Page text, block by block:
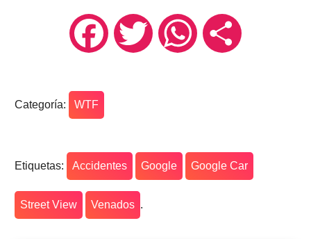
FacebookTwitter WhatsAppCompartir
Categoría: WTF
Etiquetas: Accidentes Google Google Car
Street View Venados .